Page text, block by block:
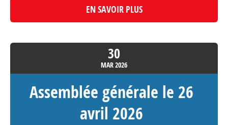
EN SAVOIR PLUS
30
MAR2026
Assemblée générale le 26
avril 2026